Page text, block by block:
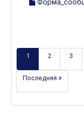
1 2 3
Последняя »